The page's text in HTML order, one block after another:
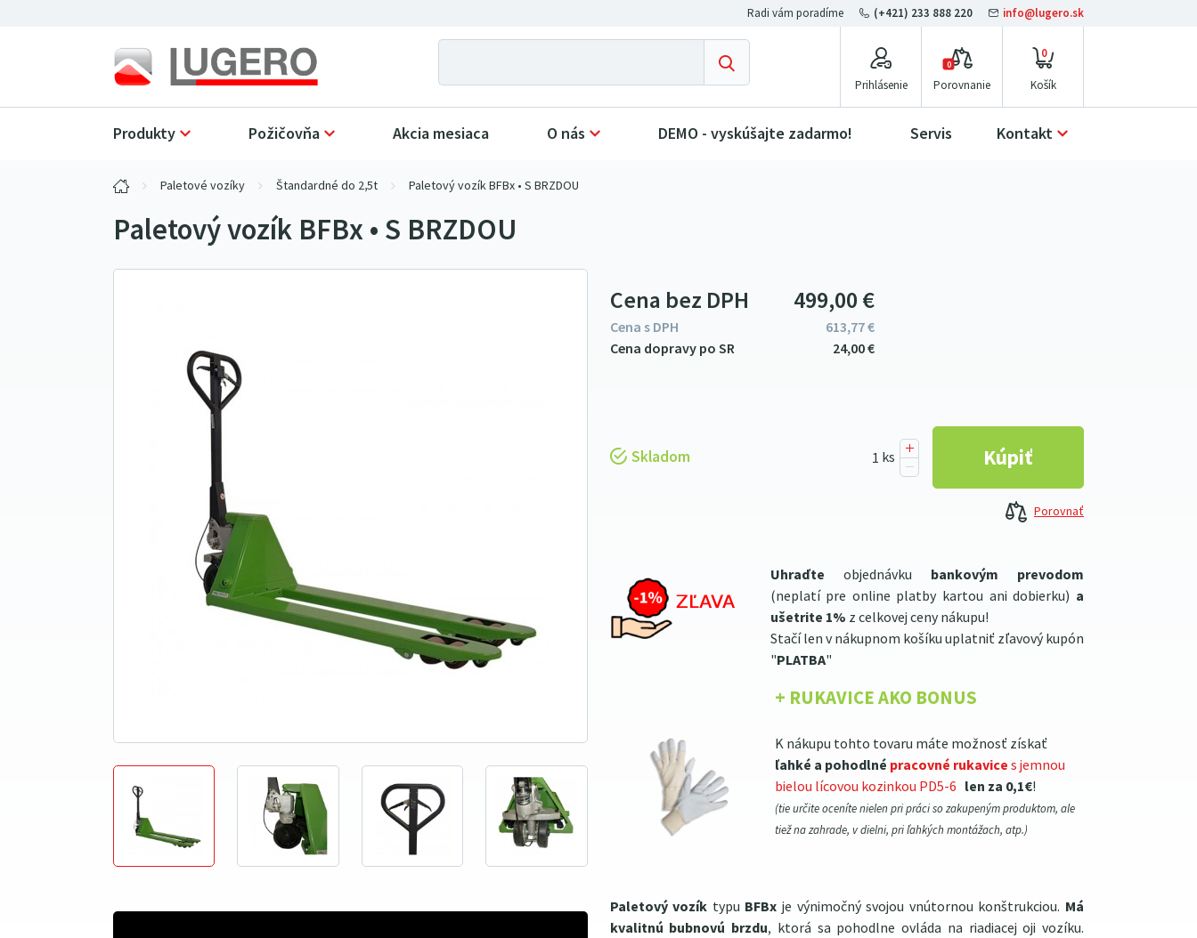
Prihlásenie Porovnanie
0
0
Kontakt
Produkty Požičovňa Akcia mesiaca O nás DEMO - vyskúšajte zadarmo! Servis
(+421) 233 888 220 info@lugero.sk
Paletové vozíky Štandardné do 2,5t Paletový vozík BFBx • S BRZDOU
Paletový vozík BFBx • S BRZDOU
Uhraďte objednávku bankovým prevodom
(neplatí pre online platby kartou ani dobierku) a
ušetrite 1% z celkovej ceny nákupu!
Stačí len v nákupnom košíku uplatniť zľavový kupón
"PLATBA"
+ RUKAVICE AKO BONUS
K nákupu tohto tovaru máte možnosť získať
ľahké a pohodlné pracovné rukavices jemnou
bielou lícovou kozinkou PD5-6 len za 0,1€!
(tie určite oceníte nielen pri práci so zakupeným produktom, ale
tiež na zahrade, v dielni, pri ľahkých montážach, atp.)
Paletový vozík typu BFBx je výnimočný svojou vnútornou konštrukciou. Má
kvalitnú bubnovú brzdu, ktorá sa pohodlne ovláda na riadiacej oji vozíku.
Skladom
Cena bez DPH 499 00 €
Cena s DPH 613 77€
2400€
Porovnať